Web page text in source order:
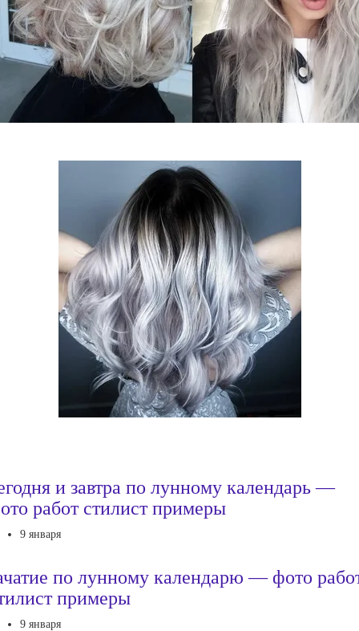
и завтра по лунному календарь —
работ стилист примеры
9 января
по лунному календарю — фото
примеры
9 января